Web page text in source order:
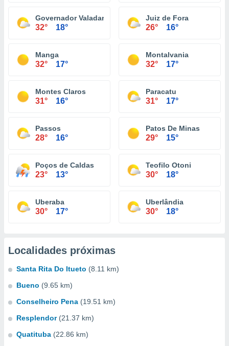
Governador Valadares
32° 18°
Juiz de Fora
26° 16°
Manga
32° 17°
Montalvania
32° 17°
Montes Claros
31° 16°
Paracatu
31° 17°
Passos
28° 16°
Patos De Minas
29° 15°
Poços de Caldas
23° 13°
Teofilo Otoni
30° 18°
Uberaba
30° 17°
Uberlândia
30° 18°
Localidades próximas
Santa Rita Do Itueto (8.11 km)
Bueno (9.65 km)
Conselheiro Pena (19.51 km)
Resplendor (21.37 km)
Quatituba (22.86 km)